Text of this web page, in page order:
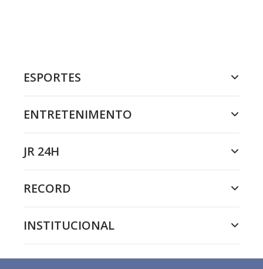
ESPORTES
ENTRETENIMENTO
JR 24H
RECORD
INSTITUCIONAL